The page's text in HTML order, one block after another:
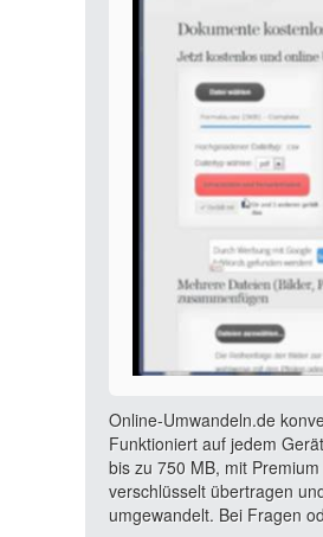
Online-Umwandeln.de
Funktioniert auf jedem
bis zu 750 MB, mit
verschlüsselt übertragen
umgewandelt. Bei Fragen